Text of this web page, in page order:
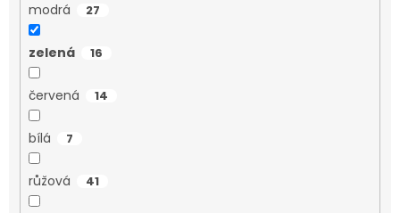
modrá 27
zelená 16
červená 14
bílá 7
růžová 41